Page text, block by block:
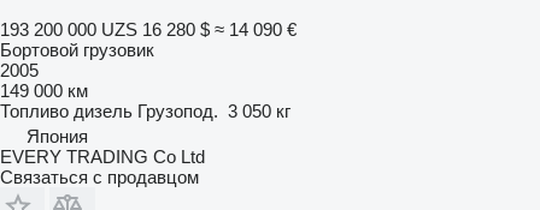
193 200 000 UZS 16 280 $ ≈ 14 090 €
Бортовой грузовик
2005
149 000 км
Топливо дизель Грузопод. 3 050 кг
Япония
EVERY TRADING Co Ltd
Связаться с продавцом